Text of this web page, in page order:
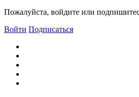
Пожалуйста, войдите или
Войти Подписаться